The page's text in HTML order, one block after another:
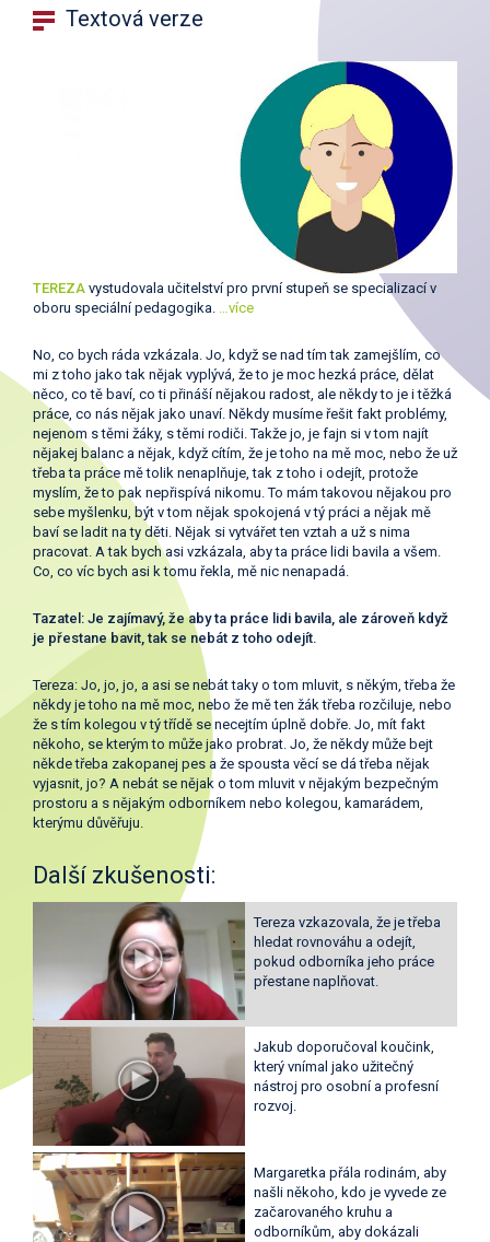
Textová verze
TEREZA vystudovala učitelství pro první stupeň se specializací v
oboru speciální pedagogika. …více
No, co bych ráda vzkázala. Jo, když se nad tím tak zamejšlím, co
mi z toho jako tak nějak vyplývá, že to je moc hezká práce, dělat
něco, co tě baví, co ti přináší nějakou radost, ale někdy to je i těžká
práce, co nás nějak jako unaví. Někdy musíme řešit fakt problémy,
nejenom s těmi žáky, s těmi rodiči. Takže jo, je fajn si v tom najít
nějakej balanc a nějak, když cítím, že je toho na mě moc, nebo že už
třeba ta práce mě tolik nenaplňuje, tak z toho i odejít, protože
myslím, že to pak nepřispívá nikomu. To mám takovou nějakou pro
sebe myšlenku, být v tom nějak spokojená v tý práci a nějak mě
baví se ladit na ty děti. Nějak si vytvářet ten vztah a už s nima
pracovat. A tak bych asi vzkázala, aby ta práce lidi bavila a všem.
Co, co víc bych asi k tomu řekla, mě nic nenapadá.
Tazatel: Je zajímavý, že aby ta práce lidi bavila, ale zároveň když
je přestane bavit, tak se nebát z toho odejít.
Tereza: Jo, jo, jo, a asi se nebát taky o tom mluvit, s někým, třeba že
někdy je toho na mě moc, nebo že mě ten žák třeba rozčiluje, nebo
že s tím kolegou v tý třídě se necejtím úplně dobře. Jo, mít fakt
někoho, se kterým to může jako probrat. Jo, že někdy může bejt
někde třeba zakopanej pes a že spousta věcí se dá třeba nějak
vyjasnit, jo? A nebát se nějak o tom mluvit v nějakým bezpečným
prostoru a s nějakým odborníkem nebo kolegou, kamarádem,
kterýmu důvěřuju.
Další zkušenosti:
Tereza vzkazovala, že je třeba
hledat rovnováhu a odejít,
pokud odborníka jeho práce
přestane naplňovat.
Jakub doporučoval koučink,
který vnímal jako užitečný
nástroj pro osobní a profesní
rozvoj.
Margaretka přála rodinám, aby
našli někoho, kdo je vyvede ze
začarovaného kruhu a
odborníkům, aby dokázali